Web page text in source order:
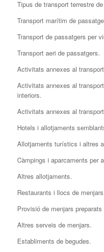
Tipus de transport terrestre
Transport marítim de
Transport de passatgers per
Transport aeri de passatgers.
Activitats annexes al
Activitats annexes al
interiors.
Activitats annexes al
Hotels i allotjaments
Allotjaments turístics i altres
Càmpings i aparcaments per
Altres allotjaments.
Restaurants i llocs de
Provisió de menjars
Altres serveis de menjars.
Establiments de begudes.